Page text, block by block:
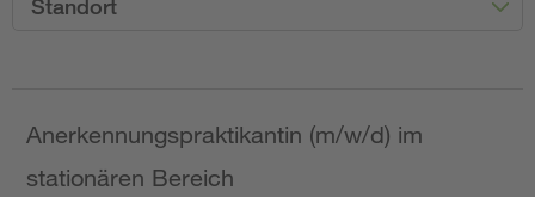
Standort
Anerkennungspraktikantin (m/w/d) im
stationären Bereich